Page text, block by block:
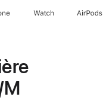
Watch AirPods